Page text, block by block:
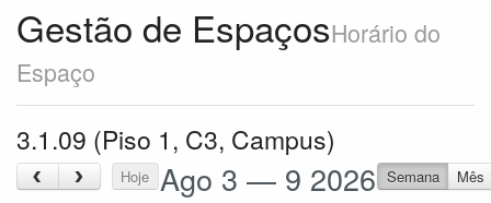
Gestão de EspaçosHorário do
Espaço
3.1.09 (Piso 1, C3, Campus)
‹ › Hoje Ago 3 — 9 2026 Semana
Mês